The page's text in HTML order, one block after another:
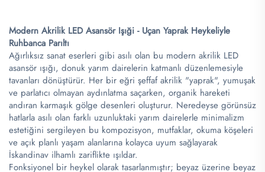
Modern Akrilik LED Asansör Işıği - Uçan Yaprak Heykeliyle
Ruhbanca Parıltı
Ağırlıksız sanat eserleri gibi asılı olan bu modern akrilik LED
asansör ışığı, donuk yarım dairelerin katmanlı düzenlemesiyle
tavanları dönüştürür. Her bir eğri şeffaf akrilik "yaprak", yumuşak
ve parlatıcı olmayan aydınlatma saçarken, organik hareketi
andıran karmaşık gölge desenleri oluşturur. Neredeyse görünsüz
hatlarla asılı olan farklı uzunluktaki yarım dairelerle minimalizm
estetiğini sergileyen bu kompozisyon, mutfaklar, okuma köşeleri
ve açık planlı yaşam alanlarına kolayca uyum sağlayarak
İskandinav ilhamlı zariflikte ışıldar.
Fonksiyonel bir heykel olarak tasarlanmıştır; beyaz üzerine beyaz